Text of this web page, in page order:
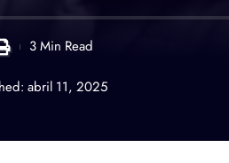
abril 11, 2025
3 Min Read